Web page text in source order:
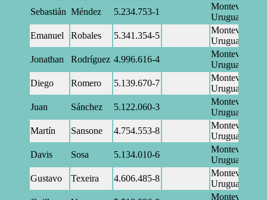
Sebastián Méndez 5.234.753-1
Montevideo,
Uruguay
Emanuel
Robales 5.341.354-5
Montevideo,
Uruguay
Jonathan
Rodríguez 4.996.616-4
Montevideo,
Uruguay
Diego
Romero 5.139.670-7
Montevideo,
Uruguay
Juan
Sánchez 5.122.060-3
Montevideo,
Uruguay
Martín
Sansone 4.754.553-8
Montevideo,
Uruguay
Davis
Sosa 5.134.010-6
Montevideo,
Uruguay
Gustavo
Texeira 4.606.485-8
Montevideo,
Uruguay
Montevideo,